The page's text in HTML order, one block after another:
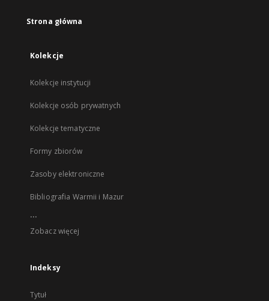
Strona główna
Kolekcje
Kolekcje instytucji
Kolekcje osób prywatnych
Kolekcje tematyczne
Formy zbiorów
Zasoby elektroniczne
Bibliografia Warmii i Mazur
...
Zobacz więcej
Indeksy
Tytuł